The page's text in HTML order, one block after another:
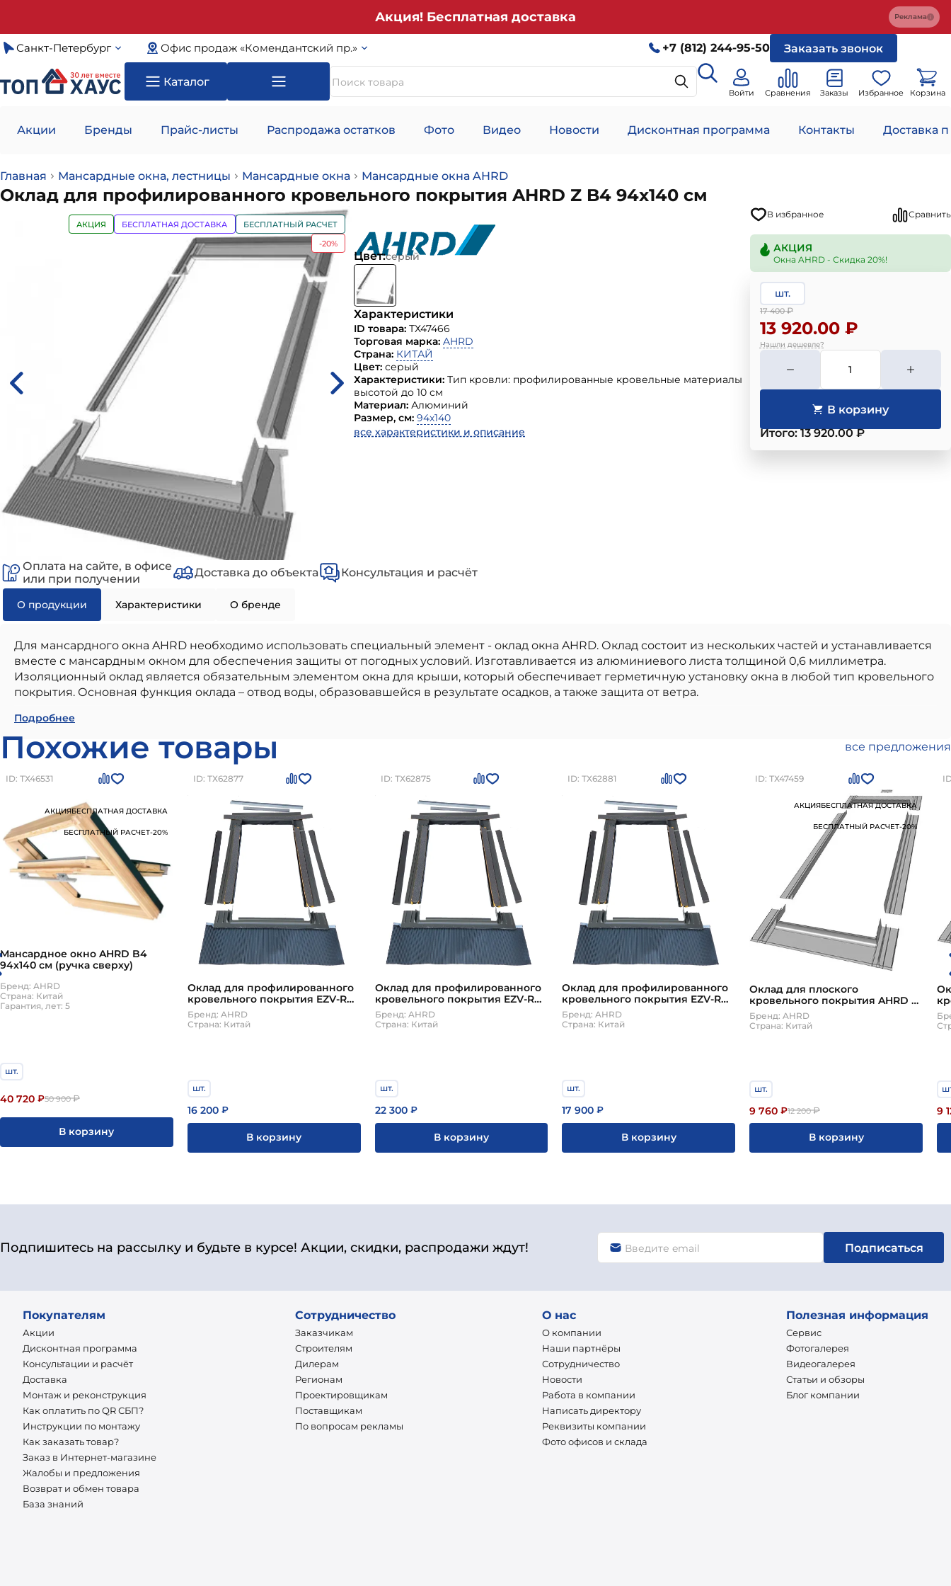
Акция! Бесплатная доставка Реклама
Санкт-Петербург Офис продаж «Комендантский пр.» +7 (812) 244-95-50 Заказать звонок
Каталог
Войти Сравнения Заказы Избранное Корзина
Акции Бренды Прайс-листы Распродажа остатков Фото Видео Новости Дисконтная программа Контакты Доставка
Главная Мансардные окна, лестницы Мансардные окна Мансардные окна AHRD
Оклад для профилированного кровельного покрытия AHRD Z B4 94х140 см
В избранное Сравнить
АКЦИЯ БЕСПЛАТНАЯ ДОСТАВКА
БЕСПЛАТНЫЙ РАСЧЕТ
-20%
Цвет:серый
Характеристики
ID товара: ТХ47466
Торговая марка: AHRD
Страна: КИТАЙ
Цвет: серый
Характеристики: Тип кровли: профилированные кровельные материалы
высотой до 10 см
Материал: Алюминий
Размер, см: 94х140
все характеристики и описание
АКЦИЯ
Окна AHRD - Скидка 20%!
шт.
17 400₽
13 920.00 ₽
Нашли дешевле?
Итого: 13 920.00 ₽
Оплата на сайте, в офисе
или при получении
Доставка до объекта Консультация и расчёт
О продукции Характеристики О бренде
Для мансардного окна AHRD необходимо использовать специальный элемент - оклад окна AHRD. Оклад состоит из нескольких частей и устанавливается
вместе с мансардным окном для обеспечения защиты от погодных условий. Изготавливается из алюминиевого листа толщиной 0,6 миллиметра.
Изоляционный оклад является обязательным элементом окна для крыши, который обеспечивает герметичную установку окна в любой тип кровельного
покрытия. Основная функция оклада – отвод воды, образовавшейся в результате осадков, а также защита от ветра.
Оклад для профилированного кровельного покрытия AHRD Z B4 94х140 см
всем современным стандартам качества. Преимущества: высокое качество от проверенного производителя, соответствие стандартам и нормам,
долговечность и устойчивость к внешним воздействиям, легкость в использовании и монтаже.
AHRD Z B4 94х140 см
можно приобрести в Санкт-Петербургепо цене 17400рублей Вы можете заказать товар на сайте или по номеру +7 (812) 244-95-50
Подробнее
Похожие товары все предложения
ID: ТХ46531
АКЦИЯБЕСПЛАТНАЯ ДОСТАВКА
БЕСПЛАТНЫЙ РАСЧЕТ-20%
Мансардное окно AHRD B4
94х140 см (ручка сверху)
Бренд: AHRD
Страна: Китай
Гарантия, лет: 5
шт.
40 720 ₽50 900₽
В корзину
ID: ТХ62877
Оклад для профилированного
кровельного покрытия EZV-RU
для AHRD 55х98см
Бренд: AHRD
Страна: Китай
шт.
16 200₽
В корзину
ID: ТХ62875
Оклад для профилированного
кровельного покрытия EZV-RU
для AHRD 94х140см
Бренд: AHRD
Страна: Китай
шт.
22 300₽
В корзину
ID: ТХ62881
Оклад для профилированного
кровельного покрытия EZV-RU
для AHRD 78х98см
Бренд: AHRD
Страна: Китай
шт.
17 900 ₽
В корзину
ID: ТХ47459
АКЦИЯБЕСПЛАТНАЯ ДОСТАВКА
БЕСПЛАТНЫЙ РАСЧЕТ-20%
Оклад для плоского
кровельного покрытия AHRD S
A8 78х140 см
Бренд: AHRD
Страна: Китай
шт.
9 760 ₽12 200₽
В корзину
9
Подпишитесь на рассылку и будьте в курсе! Акции, скидки, распродажи ждут! Подписаться
Покупателям
Акции
Дисконтная программа
Консультации и расчёт
Доставка
Монтаж и реконструкция
Как оплатить по QR СБП?
Инструкции по монтажу
Как заказать товар?
Заказ в Интернет-магазине
Жалобы и предложения
Возврат и обмен товара
База знаний
Сотрудничество
Заказчикам
Строителям
Дилерам
Регионам
Проектировщикам
Поставщикам
По вопросам рекламы
О нас
О компании
Наши партнёры
Сотрудничество
Новости
Работа в компании
Написать директору
Реквизиты компании
Фото офисов и склада
Полезная информация
Сервис
Фотогалерея
Видеогалерея
Статьи и обзоры
Блог компании